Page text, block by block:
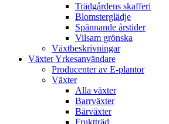
Trädgårdens skafferi
Blomsterglädje
Spännande årstider
Vilsam grönska
Växtbeskrivningar
Växter Yrkesanvändare
Producenter av E-plantor
Växter
Alla växter
Barrväxter
Bärväxter
Fruktträd